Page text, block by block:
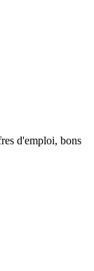
d'emploi, bons